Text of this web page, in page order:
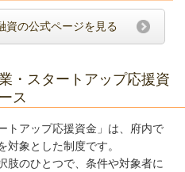
資の公式ページを見る
・スタートアップ応援資
ス
トアップ応援資金」は、府内で
象とした制度です。
肢のひとつで、条件や対象者に